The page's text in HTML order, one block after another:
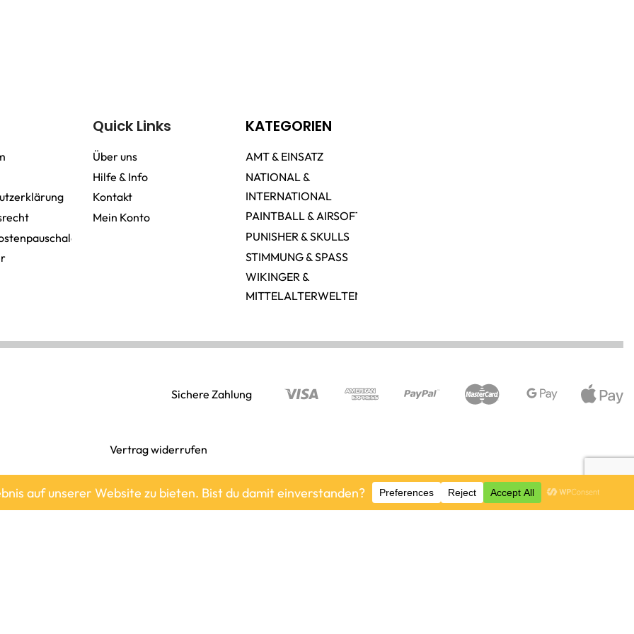
Quick Links
Über uns
Hilfe & Info
Kontakt
Mein Konto
KATEGORIEN
AMT & EINSATZ
NATIONAL &
INTERNATIONAL
PAINTBALL & AIRSOFT
PUNISHER & SKULLS
STIMMUNG & SPASS
WIKINGER &
MITTELALTERWELTEN
Sichere Zahlung
Vertrag widerrufen